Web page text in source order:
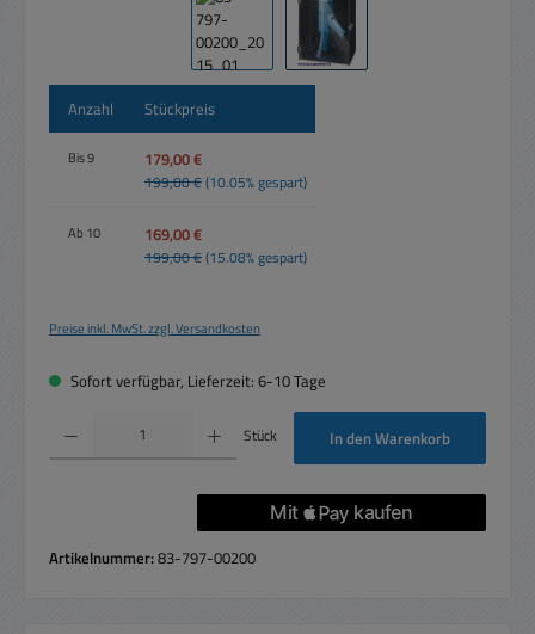
Anzahl Stückpreis
Bis9 179,00 €
199,00 €(10.05% gespart)
Ab 10 169,00 €
199,00 €(15.08% gespart)
Preise inkl. MwSt. zzgl. Versandkosten
Sofort verfügbar, Lieferzeit: 6-10 Tage
Produkt Anzahl: Gib den gewünschten Wert ein oder benutze die Schaltflächen um
Stück In den Warenkorb
Artikelnummer:83-797-00200